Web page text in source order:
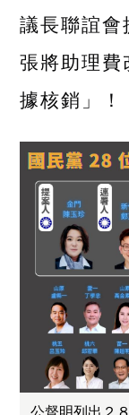
議長聯誼會
張將助理費
據核銷」！
公督明列出２